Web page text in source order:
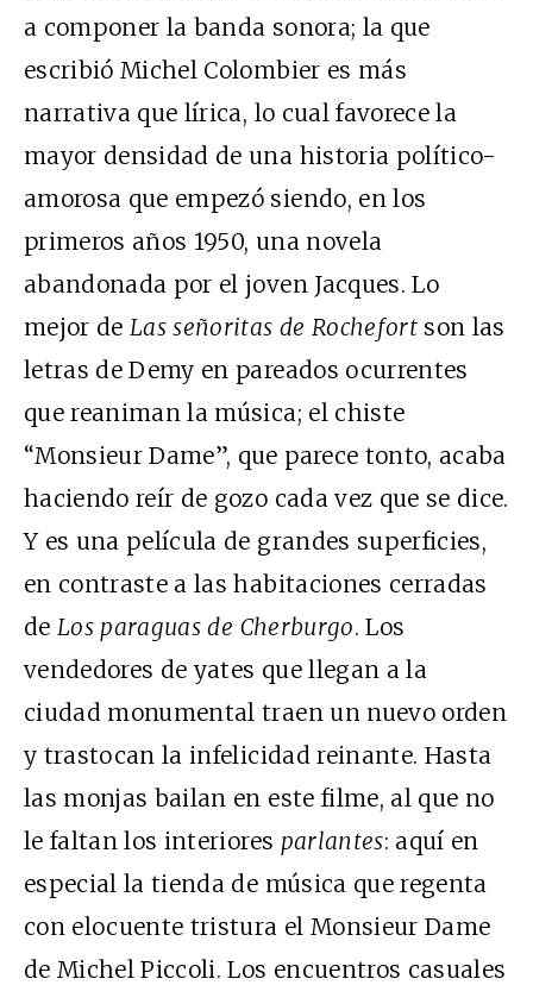
a componer la banda sonora; la que
escribió Michel Colombier es más
narrativa que lírica, lo cual favorece la
mayor densidad de una historia político-
amorosa que empezó siendo, en los
primeros años 1950, una novela
abandonada por el joven Jacques. Lo
mejor deLas señoritas de Rochefortson las
letras de Demy en pareados ocurrentes
que reaniman la música; el chiste
“Monsieur Dame”, que parece tonto, acaba
haciendo reír de gozo cada vez que se dice.
Y es una película de grandes superficies,
en contraste a las habitaciones cerradas
deLos paraguas de Cherburgo. Los
vendedores de yates que llegan a la
ciudad monumental traen un nuevo orden
y trastocan la infelicidad reinante. Hasta
las monjas bailan en este filme, al que no
le faltan los interiores parlantes: aquí en
especial la tienda de música que regenta
con elocuente tristura el Monsieur Dame
de Michel Piccoli. Los encuentros casuales